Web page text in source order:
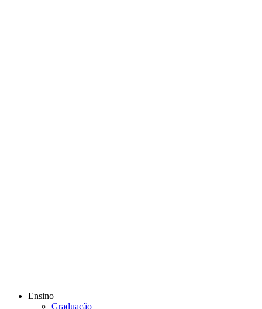
Ensino
Graduação